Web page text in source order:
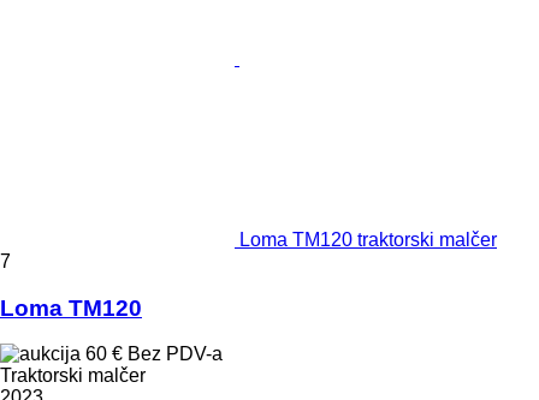
Loma TM120 traktorski malčer
7
Loma TM120
60 € Bez PDV-a
Traktorski malčer